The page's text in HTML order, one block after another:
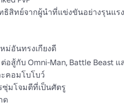
ธิสิทย์จากผู้นําที่แข่งขันอย่างรุนแรง
ม่อันทรงเกียงดี
สู้กับ Omni-Man, Battle Beast แ
คอมโบโบว์
ซุ่มโจมตีที่เป็นศัตรู
ด